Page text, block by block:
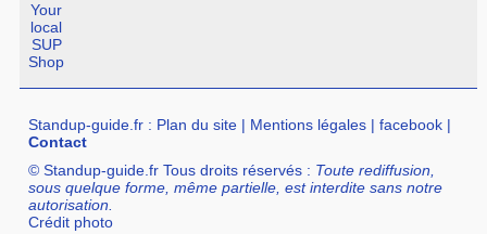
Your
local
SUP
Shop
Standup-guide.fr : Plan du site | Mentions légales |facebook |
Contact
© Standup-guide.fr Tous droits réservés : Toute rediffusion,
sous quelque forme, même partielle, est interdite sans notre
autorisation.
Crédit photo